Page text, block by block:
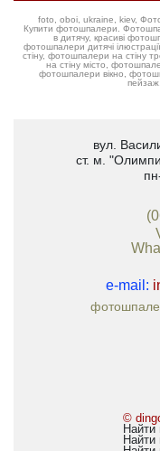
foto, oboi, ukraine, kiev,
Купити фотошпалери.
в дитячу, красиві
фотошпалери дитячі ілюстрації,
стіну, фотошпалери на стіну
на стіну місто,
фотошпалери вікно,
вул.
ст. м.
e-mail:
©
Найти
Найти